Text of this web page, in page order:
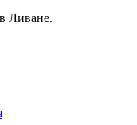
Ливане.